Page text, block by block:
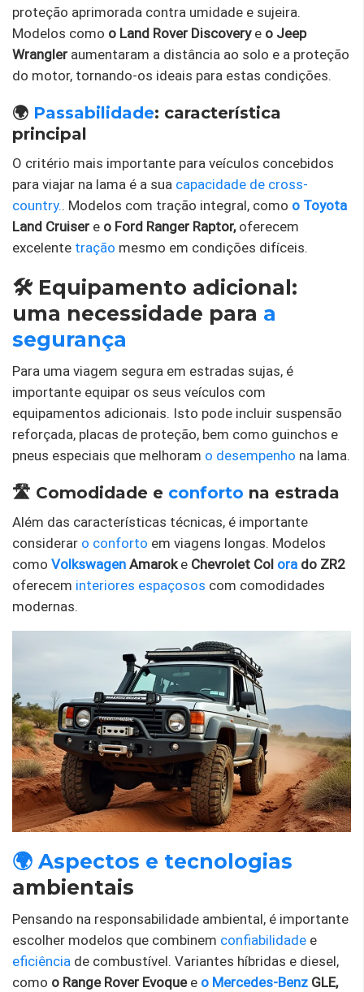
proteção aprimorada contra umidade e sujeira.
Modelos como o Land Rover Discoverye o Jeep
Wrangler aumentaram a distância ao solo e a proteção
do motor, tornando-os ideais para estas condições.
🌍 Passabilidade: característica
principal
O critério mais importante para veículos concebidos
para viajar na lama é a sua capacidade de cross-
country.. Modelos com tração integral, como o Toyota
Land Cruiser e o Ford Ranger Raptor,oferecem
excelente tração mesmo em condições difíceis.
🛠️ Equipamento adicional:
uma necessidade para a
segurança
Para uma viagem segura em estradas sujas, é
importante equipar os seus veículos com
equipamentos adicionais. Isto pode incluir suspensão
reforçada, placas de proteção, bem como guinchos e
pneus especiais que melhoram o desempenho na lama.
🛣️ Comodidade e conforto na estrada
Além das características técnicas, é importante
considerar o conforto em viagens longas. Modelos
como Volkswagen Amaroke Chevrolet Col ora do ZR2
oferecem interiores espaçosos com comodidades
modernas.
🌍 Aspectos e tecnologias
ambientais
Pensando na responsabilidade ambiental, é importante
escolher modelos que combinem confiabilidade e
eficiência de combustível. Variantes híbridas e diesel,
como o Range Rover Evoquee o Mercedes-Benz GLE,